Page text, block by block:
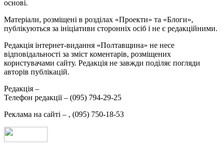
основі.
Матеріали, розміщені в розділах «Проекти» та «Блоги»,
публікуються за ініціативи сторонніх осіб і не є редакційними.
Редакція інтернет-видання «Полтавщина» не несе
відповідальності за зміст коментарів, розміщених
користувачами сайту. Редакція не завжди поділяє погляди
авторів публікацій.
Редакція –
Телефон редакції – (095) 794-29-25
Реклама на сайті – , (095) 750-18-53